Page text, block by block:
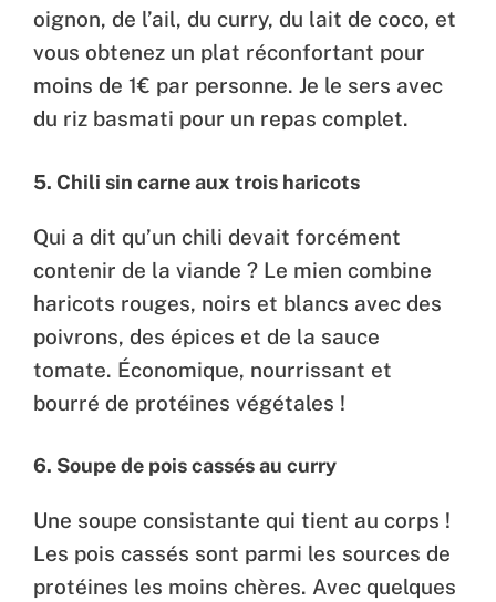
oignon, de l’ail, du curry, du lait de coco, et
vous obtenez un plat réconfortant pour
moins de 1€ par personne. Je le sers avec
du riz basmati pour un repas complet.
5. Chili sin carne aux trois haricots
Qui a dit qu’un chili devait forcément
contenir de la viande ? Le mien combine
haricots rouges, noirs et blancs avec des
poivrons, des épices et de la sauce
tomate. Économique, nourrissant et
bourré de protéines végétales !
6. Soupe de pois cassés au curry
Une soupe consistante qui tient au corps !
Les pois cassés sont parmi les sources de
protéines les moins chères. Avec quelques